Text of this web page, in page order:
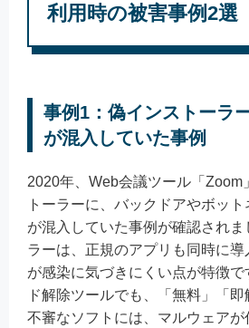
利用時の被害事例2選
事例1：偽インストーラ
が混入していた事例
2020年、Web会議ツール「Zoom
トーラーに、バックドアやボッ
が混入していた事例が確認され
ラーは、正規のアプリも同時に
が感染に気づきにくい点が特徴
ド解除ツールでも、「無料」「
不審なソフトには、マルウェア